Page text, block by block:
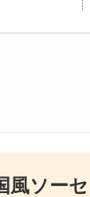
風ソー